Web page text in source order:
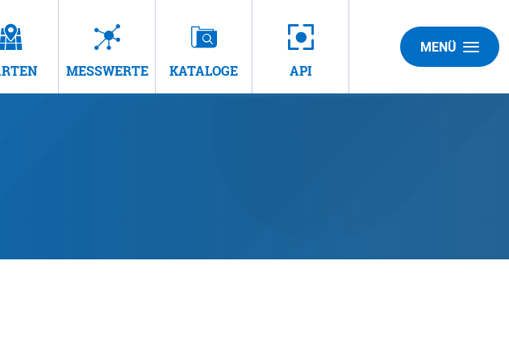
MESSWERTE KATALOGE API
MENÜ